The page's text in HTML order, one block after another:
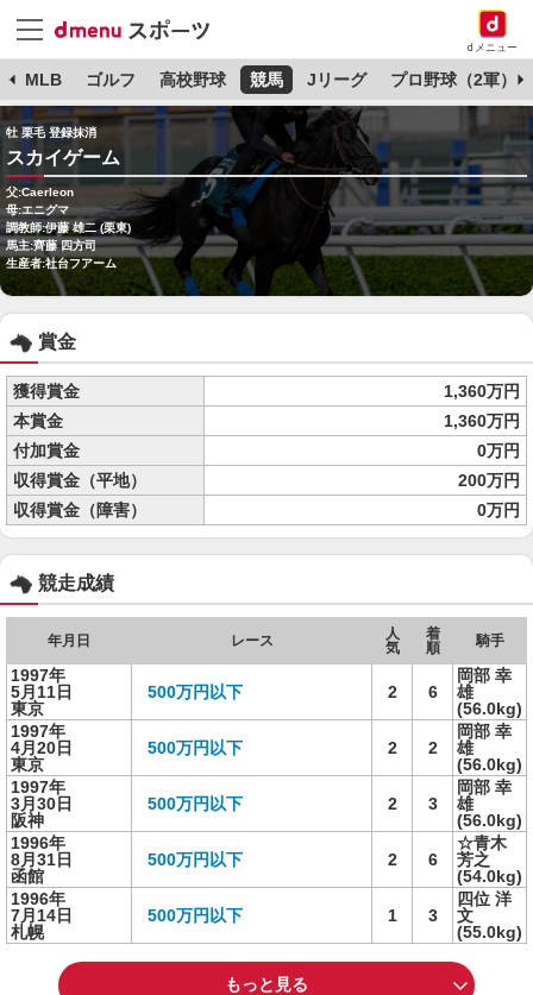
dメニュー
MLB ゴルフ 高校野球 競馬 Jリーグ プロ野球（2軍）
牡 栗毛 登録抹消
スカイゲーム
父:Caerleon
母:エニグマ
調教師:伊藤 雄二 (栗東)
馬主:齊藤 四方司
生産者:社台フアーム
賞金
獲得賞金
1,360万円
本賞金
1,360万円
付加賞金
0万円
収得賞金（平地）
200万円
収得賞金（障害）
0万円
競走成績
年月日 レース
人
気
着
順
騎手
1997年
5月11日
東京
500万円以下 2 6
岡部 幸
雄
(56.0kg)
1997年
4月20日
東京
500万円以下 2 2
岡部 幸
雄
(56.0kg)
1997年
3月30日
阪神
500万円以下 2 3
岡部 幸
雄
(56.0kg)
1996年
8月31日
函館
500万円以下 2 6
☆青木
芳之
(54.0kg)
1996年
7月14日
札幌
500万円以下 1 3
四位 洋
文
(55.0kg)
もっと見る